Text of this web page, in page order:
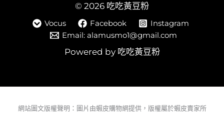
© 2026 吃吃黃豆粉
Vocus Facebook
Instagram
Email: alamusmo1@gmail.com
Powered by 吃吃黃豆粉
網站圖文版權聲明：圖片由蝦皮購物網提供，版權屬於蝦皮賣家所